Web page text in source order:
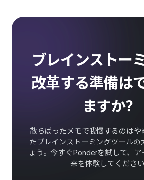
ブレインストー
改革する準備は
ますか？
散らばったメモで我慢するのはや
たブレインストーミングツールの
ょう。今すぐPonderを試して、
来を体験してください